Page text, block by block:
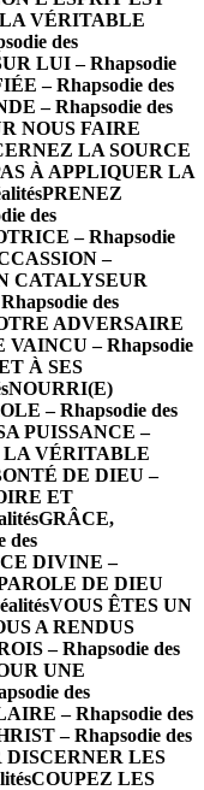
LA VÉRITABLE
des
LUI – Rhapsodie
– Rhapsodie des
– Rhapsodie des
NOUS FAIRE
LA SOURCE
À APPLIQUER LA
PRENEZ
des
– Rhapsodie
–
CATALYSEUR
des
ADVERSAIRE
VAINCU – Rhapsodie
À SES
NOURRI(E)
– Rhapsodie des
PUISSANCE –
LA VÉRITABLE
DE DIEU –
ET
GRÂCE,
des
DIVINE –
DE DIEU
VOUS ÊTES UN
A RENDUS
– Rhapsodie des
UNE
des
– Rhapsodie des
– Rhapsodie des
LES
COUPEZ LES